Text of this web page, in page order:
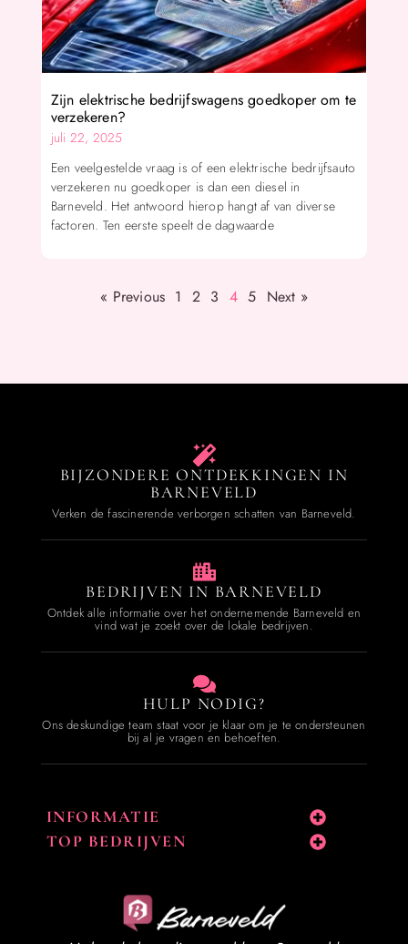
Zijn elektrische bedrijfswagens goedkoper om te
verzekeren?
juli 22, 2025
Een veelgestelde vraag is of een elektrische bedrijfsauto
verzekeren nu goedkoper is dan een diesel in
Barneveld. Het antwoord hierop hangt af van diverse
factoren. Ten eerste speelt de dagwaarde
« Previous 1 2 3 4 5 Next »
BIJZONDERE ONTDEKKINGEN IN
BARNEVELD
Verken de fascinerende verborgen schatten van Barneveld.
BEDRIJVEN IN BARNEVELD
Ontdek alle informatie over het ondernemende Barneveld en
vind wat je zoekt over de lokale bedrijven.
HULP NODIG?
Ons deskundige team staat voor je klaar om je te ondersteunen
bij al je vragen en behoeften.
INFORMATIE
TOP BEDRIJVEN